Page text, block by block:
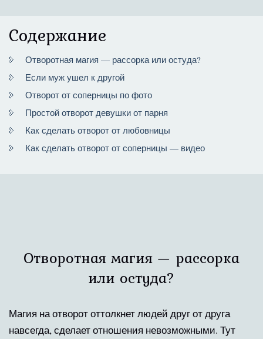
Содержание
Отворотная магия — рассорка или остуда?
Если муж ушел к другой
Отворот от соперницы по фото
Простой отворот девушки от парня
Как сделать отворот от любовницы
Как сделать отворот от соперницы — видео
Отворотная магия — рассорка
или остуда?
Магия на отворот оттолкнет людей друг от друга
навсегда, сделает отношения невозможными. Тут